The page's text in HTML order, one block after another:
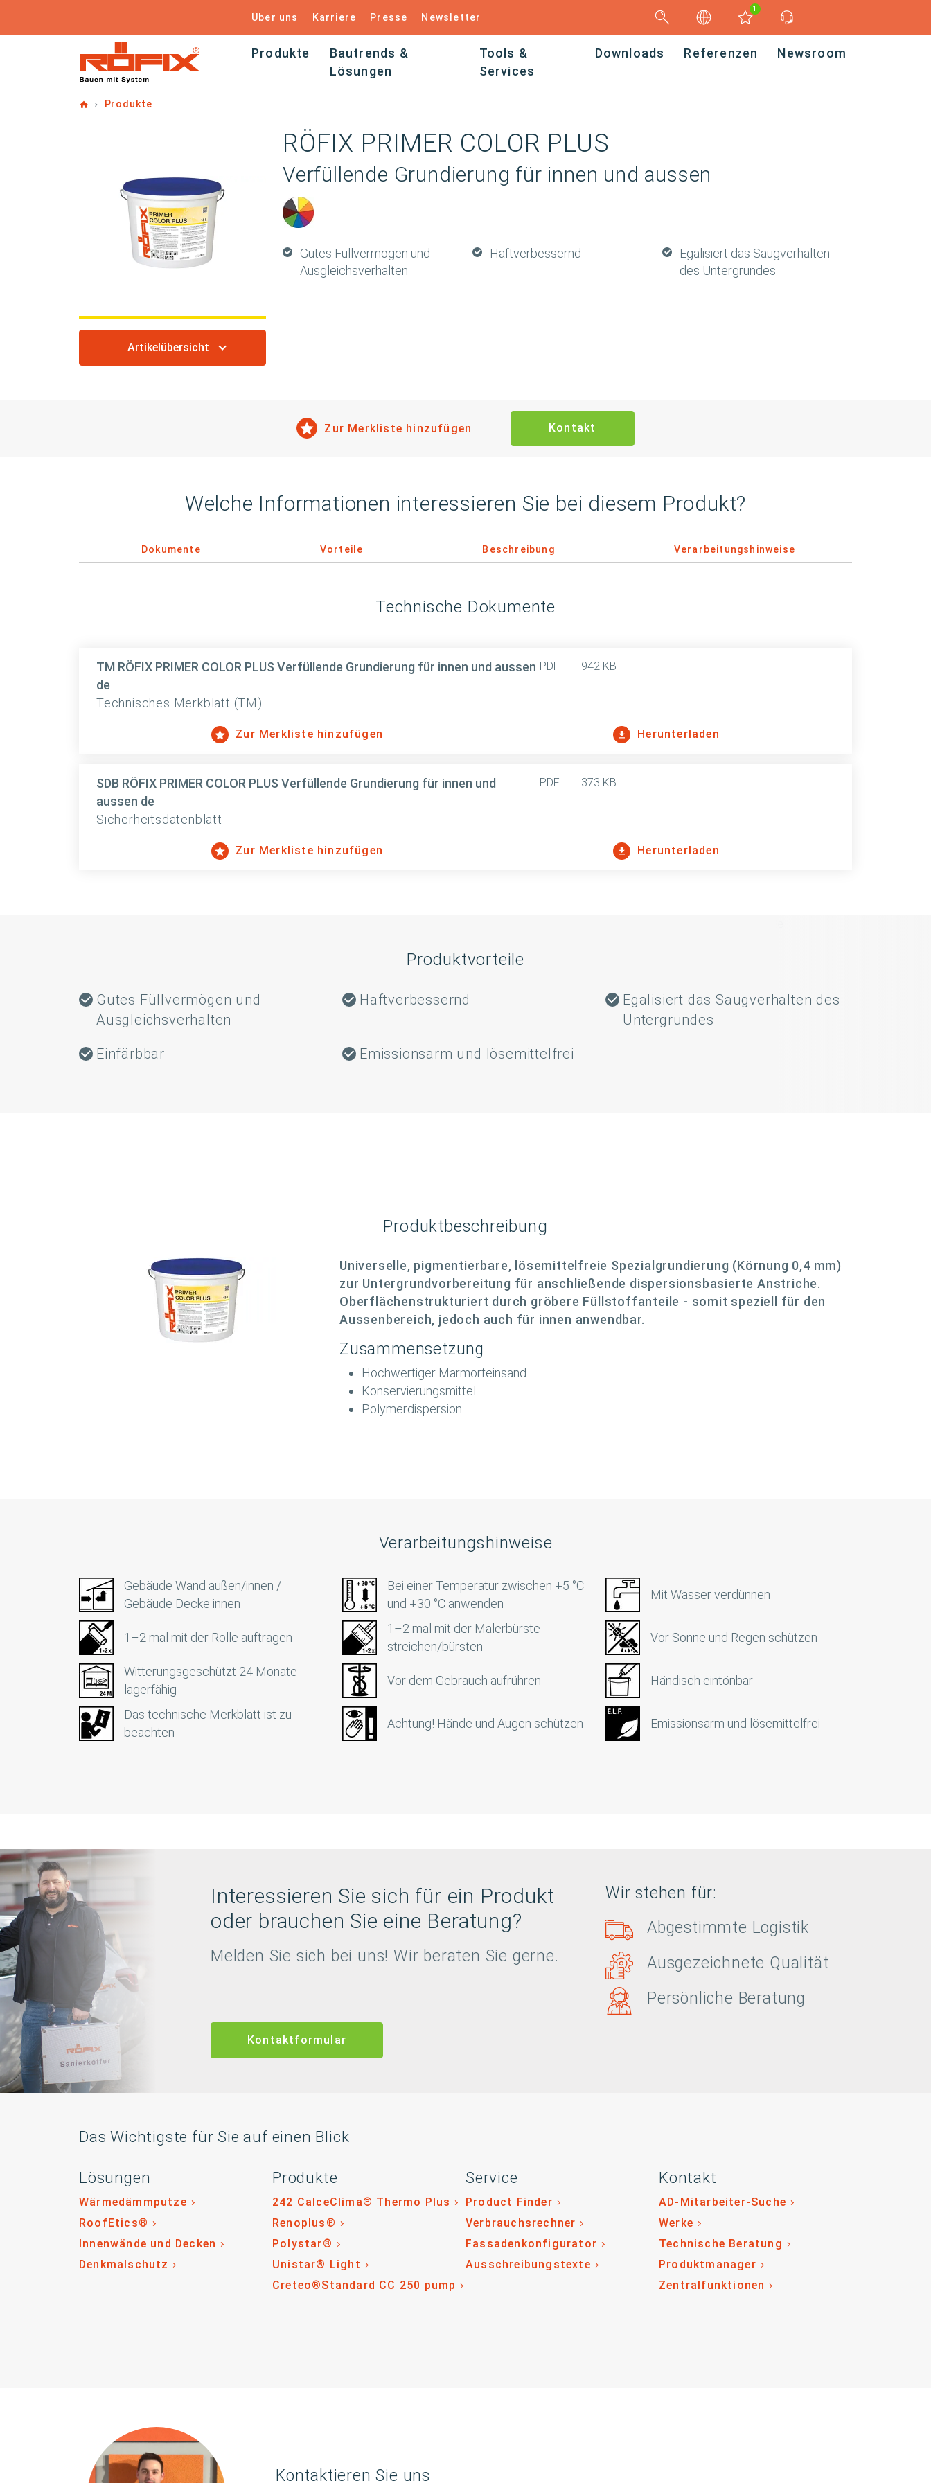
Über uns Karriere Presse Newsletter
1
Produkte
Bautrends &
Lösungen
Tools &
Services
Downloads Referenzen Newsroom
HomeProdukte
RÖFIX PRIMER COLOR PLUS
Verfüllende Grundierung für innen und aussen
Gutes Füllvermögen und
Ausgleichsverhalten
Haftverbessernd
Egalisiert das Saugverhalten
des Untergrundes
Artikelübersicht
Zur Merkliste hinzufügen Kontakt
Welche Informationen interessieren Sie bei diesem Produkt?
Dokumente Vorteile Beschreibung Verarbeitungshinweise
Technische Dokumente
TM RÖFIX PRIMER COLOR PLUS Verfüllende Grundierung für innen und aussen
de
Technisches Merkblatt (TM)
PDF 942 KB
Zur Merkliste hinzufügen Herunterladen
SDB RÖFIX PRIMER COLOR PLUS Verfüllende Grundierung für innen und
aussen de
Sicherheitsdatenblatt
PDF 373 KB
Zur Merkliste hinzufügen Herunterladen
Produktvorteile
Gutes Füllvermögen und
Ausgleichsverhalten
Haftverbessernd
Egalisiert das Saugverhalten des
Untergrundes
Einfärbbar Emissionsarm und lösemittelfrei
Produktbeschreibung
Universelle, pigmentierbare, lösemittelfreie Spezialgrundierung (Körnung 0,4 mm)
zur Untergrundvorbereitung für anschließende dispersionsbasierte Anstriche.
Oberflächenstrukturiert durch gröbere Füllstoffanteile - somit speziell für den
Aussenbereich, jedoch auch für innen anwendbar.
Zusammensetzung
Hochwertiger Marmorfeinsand
Konservierungsmittel
Polymerdispersion
Verarbeitungshinweise
Gebäude Wand außen/innen /
Gebäude Decke innen
Bei einer Temperatur zwischen +5 °C
und +30 °C anwenden
Mit Wasser verdünnen
1–2 mal mit der Rolle auftragen
1–2 mal mit der Malerbürste
streichen/bürsten
Vor Sonne und Regen schützen
Witterungsgeschützt 24 Monate
lagerfähig
Vor dem Gebrauch aufrühren Händisch eintönbar
Das technische Merkblatt ist zu
beachten
Achtung! Hände und Augen schützen Emissionsarm und lösemittelfrei
Interessieren Sie sich für ein Produkt
oder brauchen Sie eine Beratung?
Melden Sie sich bei uns! Wir beraten Sie gerne.
Wir stehen für:
Abgestimmte Logistik
Ausgezeichnete Qualität
Persönliche Beratung
Kontaktformular
Das Wichtigste für Sie auf einen Blick
Lösungen
Wärmedämmputze
RoofEtics®
Innenwände und Decken
Denkmalschutz
Produkte
242 CalceClima® Thermo Plus
Renoplus®
Polystar®
Unistar® Light
Creteo®Standard CC 250 pump
Service
Product Finder
Verbrauchsrechner
Fassadenkonfigurator
Ausschreibungstexte
Kontakt
AD-Mitarbeiter-Suche
Werke
Technische Beratung
Produktmanager
Zentralfunktionen
Kontaktieren Sie uns